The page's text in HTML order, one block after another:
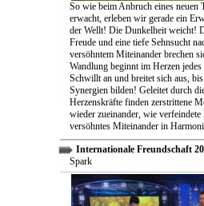
So wie beim Anbruch eines neuen
erwacht, erleben wir gerade ein
der Wellt! Die Dunkelheit weicht!
Freude und eine tiefe Sehnsucht
versöhntem Miteinander brechen
Wandlung beginnt im Herzen jedes
Schwillt an und breitet sich aus,
Synergien bilden! Geleitet durch
Herzenskräfte finden zerstrittene
wieder zueinander, wie
versöhntes Miteinander in
Internationale Freundschaft
Spark